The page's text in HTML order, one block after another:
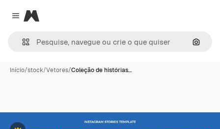
Close menu
Magnific
Início/stock/Vetores/Coleção de histórias…